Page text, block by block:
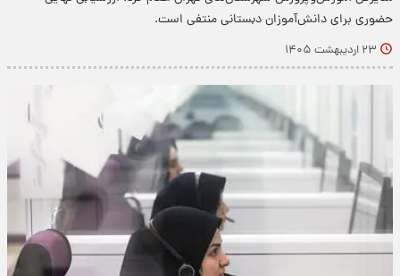
حضوری برای دانش‌آموزان دبستانی منتفی است.
۲۳ اردیبهشت ۱۴۰۵